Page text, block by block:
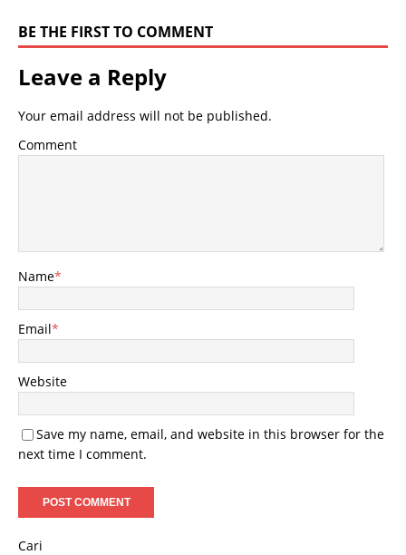
BE THE FIRST TO COMMENT
Leave a Reply
Your email address will not be published.
Comment
Name*
Email*
Website
Save my name, email, and website in this browser for the
next time I comment.
Cari